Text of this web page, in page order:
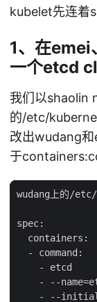
kubelet先连着
1、在emei
一个etcd
我们以shaolin
的/etc/
改出wudang
于
wudang上的/
spec:
  containers:
  - command:
    - etcd
- --
- --